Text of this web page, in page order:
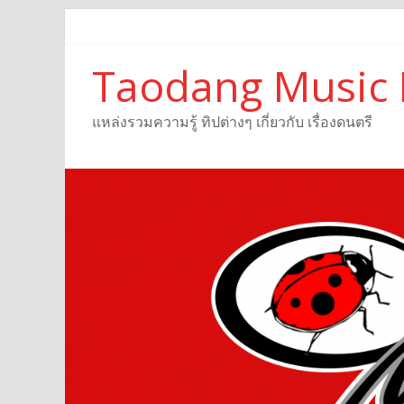
Taodang Music
แหล่งรวมความรู้ ทิปต่างๆ เกี่ยวกับ เรื่องดนตรี